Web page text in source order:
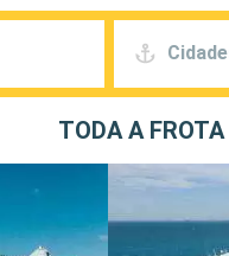
TODA A